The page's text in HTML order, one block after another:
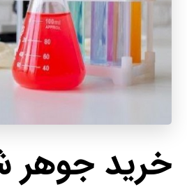
خرید جوهر